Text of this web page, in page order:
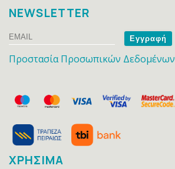
NEWSLETTER
Email
Name
Προστασία Προσωπικών Δεδομένων
ΧΡΗΣΙΜΑ